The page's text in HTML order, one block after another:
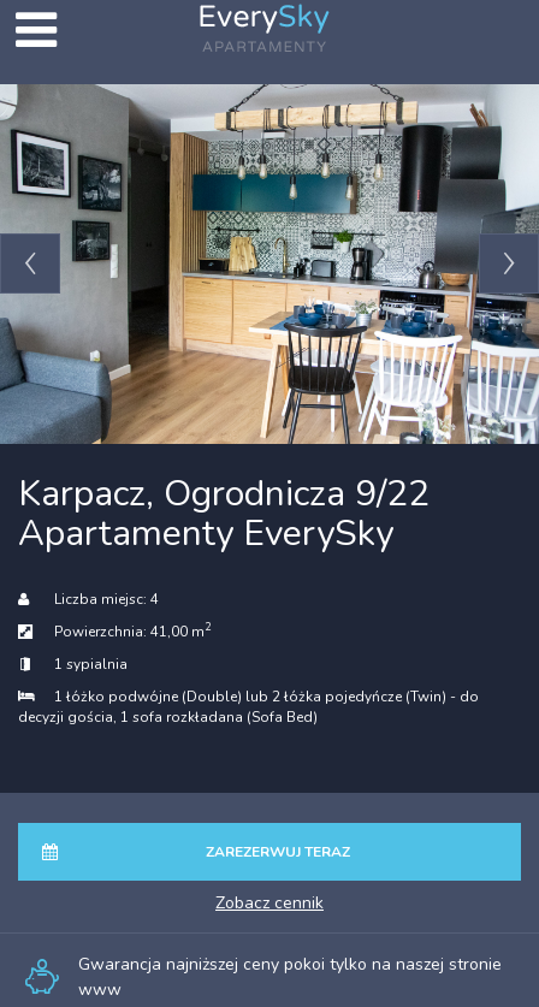
Karpacz, Ogrodnicza 9/22
Apartamenty EverySky
Liczba miejsc: 4
Powierzchnia: 41,00 m2
1 sypialnia
1 łóżko podwójne (Double) lub 2 łóżka pojedyńcze (Twin) - do
decyzji gościa, 1 sofa rozkładana (Sofa Bed)
ZAREZERWUJ TERAZ
zobacz cennik
Gwarancja najniższej ceny pokoi tylko na naszej stronie
www